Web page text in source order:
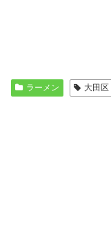
ラーメン 大田区